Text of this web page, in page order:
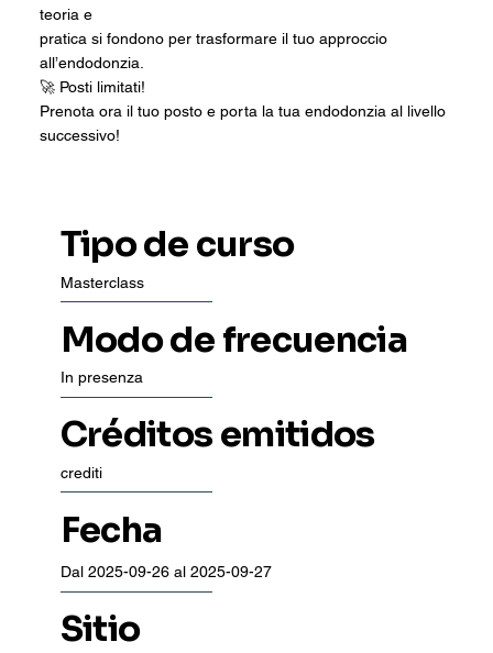
teoria e
pratica si fondono per trasformare il tuo approccio
all’endodonzia.
🚀 Posti limitati!
Prenota ora il tuo posto e porta la tua endodonzia al livello
successivo!
Tipo de curso
Masterclass
Modo de frecuencia
Créditos emitidos
In presenza
crediti
Fecha
Dal 2025-09-26 al 2025-09-27
Sitio